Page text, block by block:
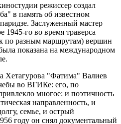
режиссер создал
в память об известном
Заслуженный мастер
го во время траверса
по разным маршрутам) вершин
показана на международном
Хетагурова "Фатима" Валиев
во ВГИКе: его, по
многое: и поэтичность
направленность, и
семье, и острый
году он снял документальный